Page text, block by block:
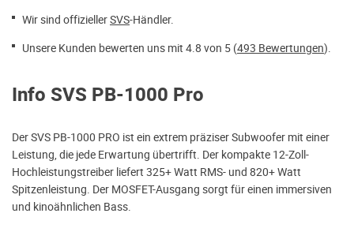
Wir sind offiziellerSVS-Händler.
Unsere Kunden bewerten uns mit 4.8 von 5 (493 Bewertungen).
Info SVS PB-1000 Pro
Der SVS PB-1000 PRO ist ein extrem präziser Subwoofer mit einer
Leistung, die jede Erwartung übertrifft. Der kompakte 12-Zoll-
Hochleistungstreiber liefert 325+ Watt RMS- und 820+ Watt
Spitzenleistung. Der MOSFET-Ausgang sorgt für einen immersiven
und kinoähnlichen Bass.